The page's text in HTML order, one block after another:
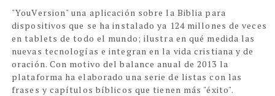
"YouVersion" una aplicación sobre la Biblia para
dispositivos que se ha instalado ya 124 millones de veces
en tablets de todo el mundo; ilustra en qué medida las
nuevas tecnologías e integran en la vida cristiana y de
oración. Con motivo del balance anual de 2013 la
plataforma ha elaborado una serie de listas con las
frases y capítulos bíblicos que tienen más "éxito".